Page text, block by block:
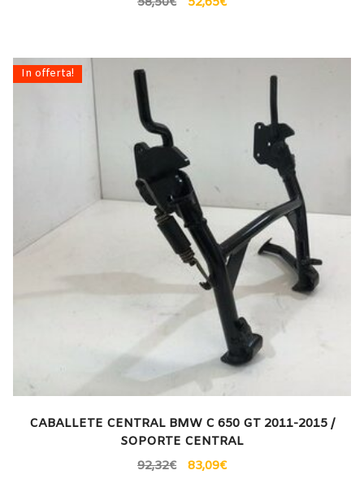
In offerta!
CABALLETE CENTRAL BMW C 650 GT 2011-2015 /
SOPORTE CENTRAL
92,32€ 83,09€